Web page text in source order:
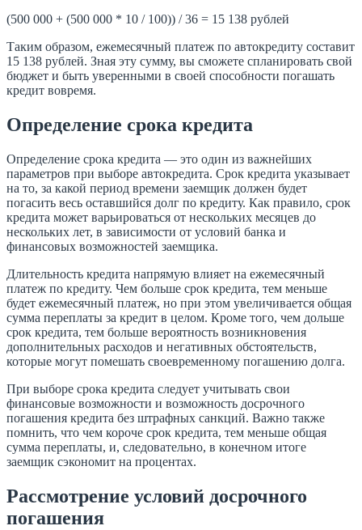
(500 000 + (500 000 * 10 / 100)) / 36 = 15 138 рублей
Таким образом, ежемесячный платеж по автокредиту составит
15 138 рублей. Зная эту сумму, вы сможете спланировать свой
бюджет и быть уверенными в своей способности погашать
кредит вовремя.
Определение срока кредита
Определение срока кредита — это один из важнейших
параметров при выборе автокредита. Срок кредита указывает
на то, за какой период времени заемщик должен будет
погасить весь оставшийся долг по кредиту. Как правило, срок
кредита может варьироваться от нескольких месяцев до
нескольких лет, в зависимости от условий банка и
финансовых возможностей заемщика.
Длительность кредита напрямую влияет на ежемесячный
платеж по кредиту. Чем больше срок кредита, тем меньше
будет ежемесячный платеж, но при этом увеличивается общая
сумма переплаты за кредит в целом. Кроме того, чем дольше
срок кредита, тем больше вероятность возникновения
дополнительных расходов и негативных обстоятельств,
которые могут помешать своевременному погашению долга.
При выборе срока кредита следует учитывать свои
финансовые возможности и возможность досрочного
погашения кредита без штрафных санкций. Важно также
помнить, что чем короче срок кредита, тем меньше общая
сумма переплаты, и, следовательно, в конечном итоге
заемщик сэкономит на процентах.
Рассмотрение условий досрочного
погашения